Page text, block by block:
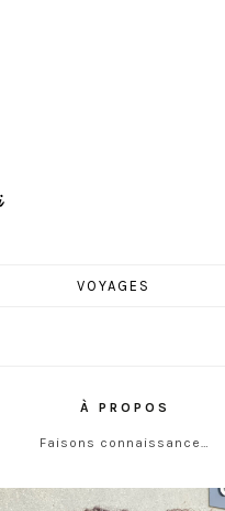
VOYAGES
À PROPOS
Faisons connaissance…